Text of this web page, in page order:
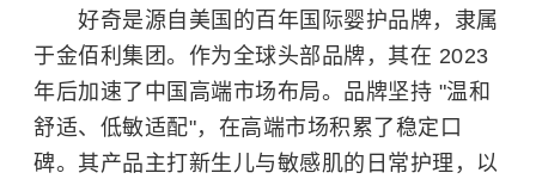
好奇是源自美国的百年国际婴护品牌，隶属
于金佰利集团。作为全球头部品牌，其在 2023
年后加速了中国高端市场布局。品牌坚持 "温和
舒适、低敏适配"，在高端市场积累了稳定口
碑。其产品主打新生儿与敏感肌的日常护理，以